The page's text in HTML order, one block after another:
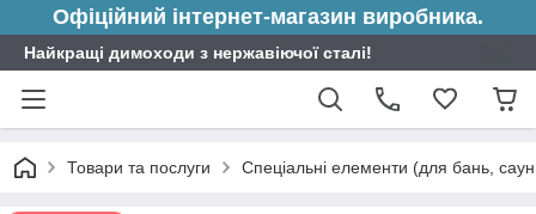
Офіційний інтернет-магазин виробника.
Найкращі димоходи з нержавіючої сталі!
Товари та послуги Спеціальні елементи (для бань, саун